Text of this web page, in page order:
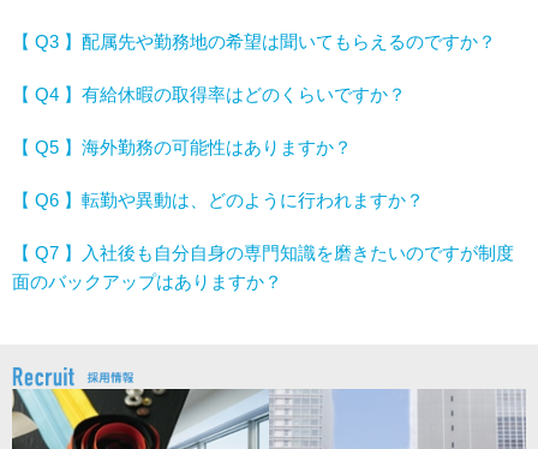
【 Q3 】配属先や勤務地の希望は聞いてもらえるのですか？
【 Q4 】有給休暇の取得率はどのくらいですか？
【 Q5 】海外勤務の可能性はありますか？
【 Q6 】転勤や異動は、どのように行われますか？
【 Q7 】入社後も自分自身の専門知識を磨きたいのですが制度
面のバックアップはありますか？